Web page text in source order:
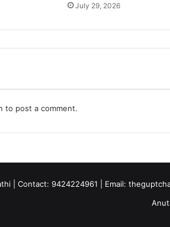
ज
ना
रं
दे
July 29, 2026
to post a comment.
| Contact: 9424224961 | Email: